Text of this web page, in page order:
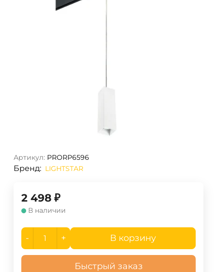
Артикул: PRORP6596
Бренд: LIGHTSTAR
2 498 ₽
В наличии
- + В корзину
Быстрый заказ